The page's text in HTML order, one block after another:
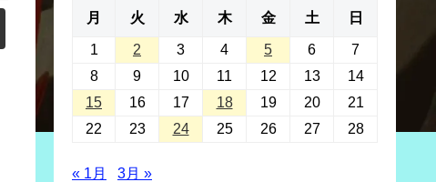
月 火 水 木 金 土 日
1 2 3 4 5 6
7
8
9 10 11 12 13
14
15
16 17 18 19 20
21
22
23 24 25 26 27 28
« 1月 3月 »